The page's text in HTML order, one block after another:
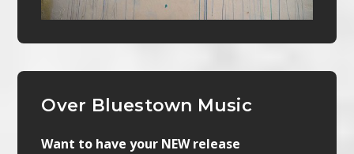
Over Bluestown Music
Want to have your NEW release